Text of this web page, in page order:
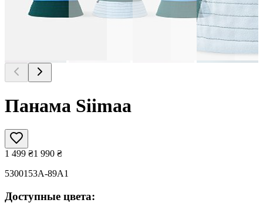
Панама Siimaa
1 499 ₴1 990 ₴
5300153A-89A1
Доступные цвета: